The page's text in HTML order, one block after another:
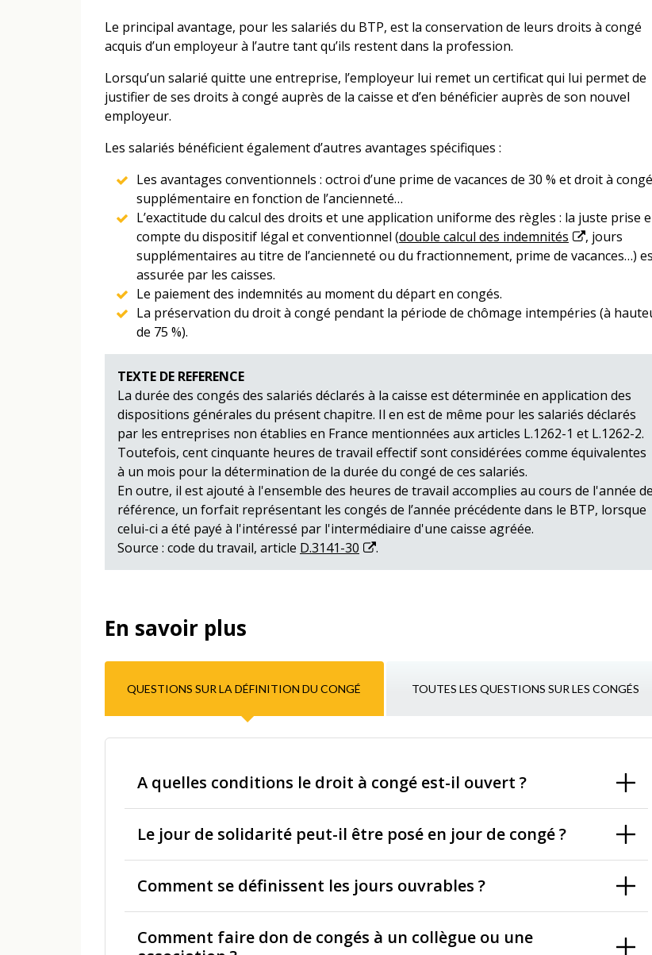
Le principal avantage, pour les salariés du BTP, est la conservation de leurs droits à congé
acquis d’un employeur à l’autre tant qu’ils restent dans la profession.
Lorsqu’un salarié quitte une entreprise, l’employeur lui remet un certificat qui lui permet de
justifier de ses droits à congé auprès de la caisse et d’en bénéficier auprès de son nouvel
employeur.
Les salariés bénéficient également d’autres avantages spécifiques :
Les avantages conventionnels : octroi d’une prime de vacances de 30 % et droit à congé
supplémentaire en fonction de l’ancienneté…
L’exactitude du calcul des droits et une application uniforme des règles : la juste prise
compte du dispositif légal et conventionnel (double calcul des indemnités
, jours
supplémentaires au titre de l’ancienneté ou du fractionnement, prime de vacances…)
assurée par les caisses.
Le paiement des indemnités au moment du départ en congés.
La préservation du droit à congé pendant la période de chômage intempéries (à
de 75 %).
TEXTE DE REFERENCE
La durée des congés des salariés déclarés à la caisse est déterminée en application des
dispositions générales du présent chapitre. Il en est de même pour les salariés déclarés
par les entreprises non établies en France mentionnées aux articles L.1262-1 et L.1262-2.
Toutefois, cent cinquante heures de travail effectif sont considérées comme équivalentes
à un mois pour la détermination de la durée du congé de ces salariés.
En outre, il est ajouté à l'ensemble des heures de travail accomplies au cours de l'année de
référence, un forfait représentant les congés de l’année précédente dans le BTP, lorsque
celui-ci a été payé à l'intéressé par l'intermédiaire d'une caisse agréée.
Source : code du travail, article D.3141-30 .
En savoir plus
QUESTIONS SUR LA DÉFINITION DU CONGÉ TOUTES LES QUESTIONS SUR LES CONGÉS
A quelles conditions le droit à congé est-il ouvert ?
Le jour de solidarité peut-il être posé en jour de congé ?
Comment se définissent les jours ouvrables ?
Comment faire don de congés à un collègue ou une